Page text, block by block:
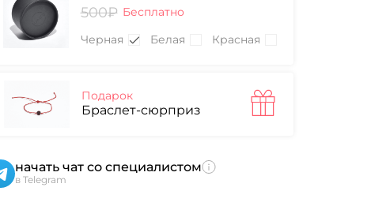
500₽ Бесплатно
Черная
Белая Красная
Подарок
Браслет-сюрприз
начать чат со специалистом
в Telegram